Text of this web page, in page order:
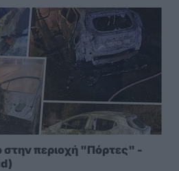
στην περιοχή "Πόρτες" -